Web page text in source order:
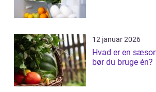
12 januar 2026
Hvad er en
bør du bruge én?